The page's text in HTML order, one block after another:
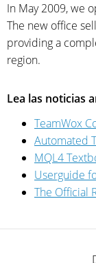
In May 2009, we
The new office
providing a
region.
Lea las noticias
TeamWox
Automated
MQL4
Userguide
The Official